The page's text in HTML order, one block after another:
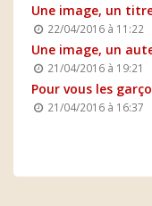
Une image, un
22/04/2016 à 11:22
Une image, un
21/04/2016 à 19:21
Pour vous les
21/04/2016 à 16:37